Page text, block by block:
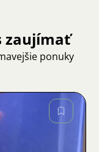
zaujímať
ponuky